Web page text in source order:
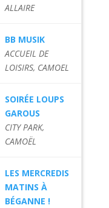
ALLAIRE
BB MUSIK
ACCUEIL DE
LOISIRS, CAMOEL
SOIRÉE LOUPS
GAROUS
CITY PARK,
CAMOËL
LES MERCREDIS
MATINS À
BÉGANNE !